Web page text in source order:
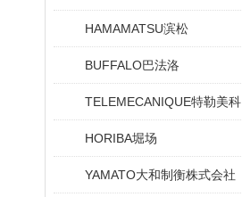
HAMAMATSU滨松
BUFFALO巴法洛
TELEMECANIQUE特勒美科
HORIBA堀场
YAMATO大和制衡株式会社